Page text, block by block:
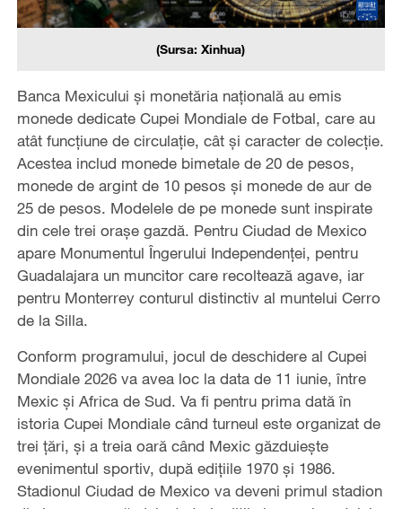
(Sursa: Xinhua)
Banca Mexicului și monetăria națională au emis
monede dedicate Cupei Mondiale de Fotbal, care au
atât funcțiune de circulație, cât și caracter de colecție.
Acestea includ monede bimetale de 20 de pesos,
monede de argint de 10 pesos și monede de aur de
25 de pesos. Modelele de pe monede sunt inspirate
din cele trei orașe gazdă. Pentru Ciudad de Mexico
apare Monumentul Îngerului Independenței, pentru
Guadalajara un muncitor care recoltează agave, iar
pentru Monterrey conturul distinctiv al muntelui Cerro
de la Silla.
Conform programului, jocul de deschidere al Cupei
Mondiale 2026 va avea loc la data de 11 iunie, între
Mexic și Africa de Sud. Va fi pentru prima dată în
istoria Cupei Mondiale când turneul este organizat de
trei țări, și a treia oară când Mexic găzduiește
evenimentul sportiv, după edițiile 1970 și 1986.
Stadionul Ciudad de Mexico va deveni primul stadion